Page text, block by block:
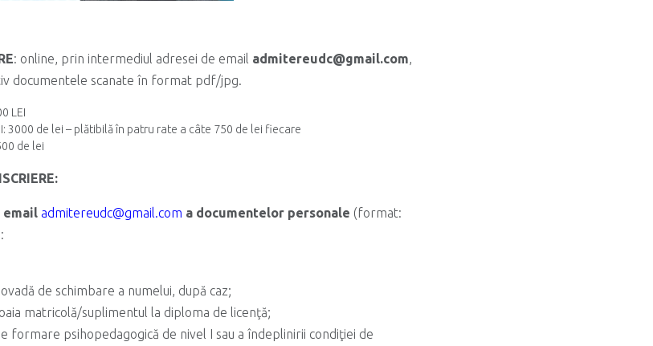
: online, prin intermediul adresei de email admitereudc@gmail.com,
documentele scanate în format pdf/jpg.
LEI
II: 3000 de lei – plătibilă în patru rate a câte 750 de lei fiecare
de lei
email admitereudc@gmail.com a documentelor personale (format:
de schimbare a numelui, după caz;
matricolă/suplimentul la diploma de licenţă;
formare psihopedagogică de nivel I sau a îndeplinirii condiţiei de